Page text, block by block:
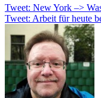
Tweet: New York –>
Tweet: Arbeit für heute